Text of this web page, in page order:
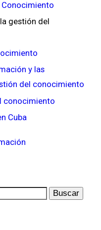
Conocimiento
gestión del
y las
del conocimiento
conocimiento
Cuba